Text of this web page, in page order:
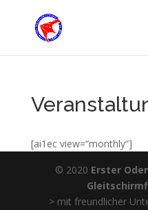
[ai1ec view=“monthly“]
© 2020 Erster
> mit freundlicher